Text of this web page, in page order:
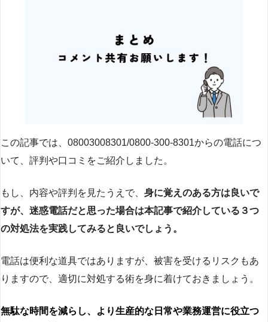
この記事では、08003008301/0800-300-8301からの電話につ
いて、評判や口コミをご紹介しました。
もし、内容や評判を見たうえで、 身に覚えのある方は良いで
すが、迷惑電話だと思った場合は本記事で紹介している３つ
の対処法を実践してみると良いでしょう。
電話は便利な道具ではありますが、被害を受けるリスクもあ
りますので、適切に対処する術を身に着けておきましょう。
無駄な時間を減らし、より生産的な日常や業務運営に役立つ